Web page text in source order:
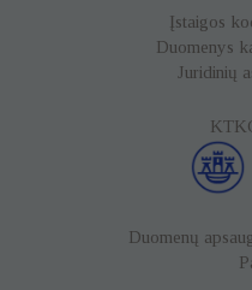
Įstaigos
Duomenys
Juridinių
Duomenų